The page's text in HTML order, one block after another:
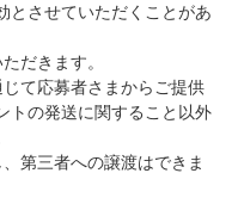
とさせていただくことがあ
だきます。
て応募者さまからご提供
トの発送に関すること以外
第三者への譲渡はできま